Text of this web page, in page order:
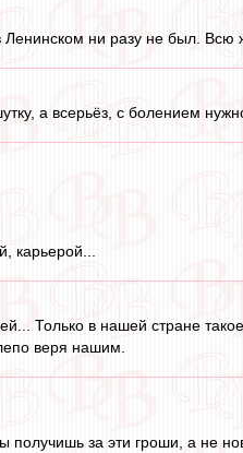
ни разу не был. Всю
а всерьёз, с болением
карьерой...
Только в нашей стране
веря нашим.
за эти гроши, а не